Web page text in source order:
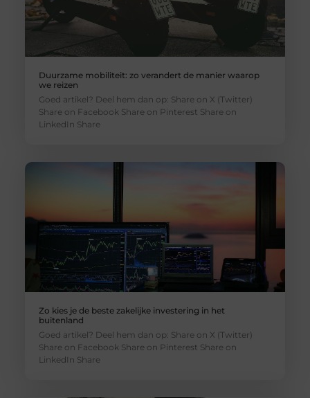
Duurzame mobiliteit: zo verandert de manier waarop
we reizen
Goed artikel? Deel hem dan op: Share on X (Twitter)
Share on Facebook Share on Pinterest Share on
LinkedIn Share
Zo kies je de beste zakelijke investering in het
buitenland
Goed artikel? Deel hem dan op: Share on X (Twitter)
Share on Facebook Share on Pinterest Share on
LinkedIn Share